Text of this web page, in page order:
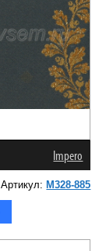
Impero
Артикул: M328-885